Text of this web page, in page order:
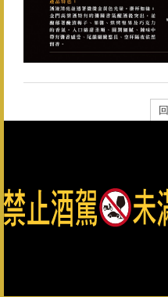
金門酒廠實業股份有限公司版
Kaoliang Liquor Inc. All Rights